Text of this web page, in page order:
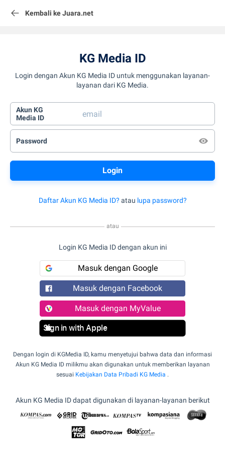
Kembali ke Juara.net
KG Media ID
Login dengan Akun KG Media ID untuk menggunakan layanan-
layanan dari KG Media.
Akun KG
Media ID
Password
Daftar Akun KG Media ID? atau lupa password?
atau
Login KG Media ID dengan akun ini
Masuk dengan Google
Masuk dengan Facebook
Masuk dengan MyValue
Sign in with Apple
Dengan login di KGMedia ID, kamu menyetujui bahwa data dan informasi
Akun KG Media ID milikmu akan digunakan untuk memberikan layanan
sesuai Kebijakan Data Pribadi KG Media .
Akun KG Media ID dapat digunakan di layanan-layanan berikut